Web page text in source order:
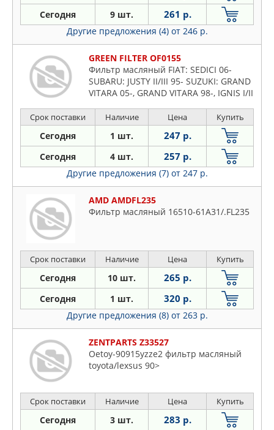
Сегодня 9 шт. 261 р.
Другие предложения (4) от 246 р.
GREEN FILTER OF0155
Фильтр масляный FIAT: SEDICI 06-
SUBARU: JUSTY II/III 95- SUZUKI: GRAND
VITARA 05-, GRAND VITARA 98-, IGNIS I/II
Срок поставки Наличие Цена Купить
Сегодня 1 шт. 247 р.
Сегодня 4 шт. 257 р.
Другие предложения (7) от 247 р.
AMD AMDFL235
Фильтр масляный 16510-61A31/.FL235
Срок поставки Наличие Цена Купить
Сегодня 10 шт. 265 р.
Сегодня 1 шт. 320 р.
Другие предложения (8) от 263 р.
ZENTPARTS Z33527
Oetoy-90915yzze2 фильтр масляный
toyota/lexsus 90>
Срок поставки Наличие Цена Купить
Сегодня 3 шт. 283 р.